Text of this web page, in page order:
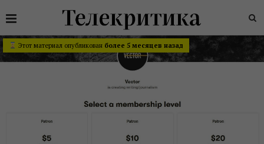
Этот материал опубликован более 5 месяцев назад